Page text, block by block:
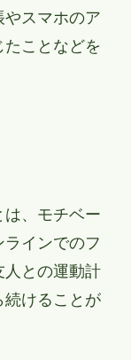
やスマホのア
ことなどを
は、モチベー
インでのフ
人との運動計
続けることが